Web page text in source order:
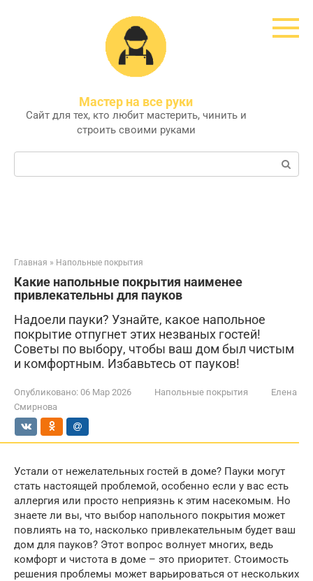
Мастер на все руки
Сайт для тех, кто любит мастерить, чинить и
строить своими руками
Поиск:
Главная » Напольные покрытия
Какие напольные покрытия наименее
привлекательны для пауков
Надоели пауки? Узнайте, какое напольное
покрытие отпугнет этих незваных гостей!
Советы по выбору, чтобы ваш дом был чистым
и комфортным. Избавьтесь от пауков!
Опубликовано: 06 Мар 2026 Напольные покрытия
Елена
Смирнова
Устали от нежелательных гостей в доме? Пауки могут
стать настоящей проблемой, особенно если у вас есть
аллергия или просто неприязнь к этим насекомым. Но
знаете ли вы, что выбор напольного покрытия может
повлиять на то, насколько привлекательным будет ваш
дом для пауков? Этот вопрос волнует многих, ведь
комфорт и чистота в доме – это приоритет. Стоимость
решения проблемы может варьироваться от нескольких